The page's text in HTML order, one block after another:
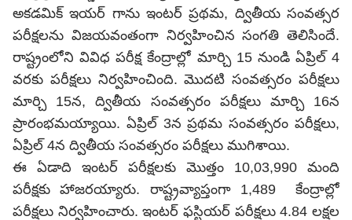
అకడమిక్ ఇయ‌ర్ గాను ఇంటర్ ప్రథమ, ద్వితీయ సంవత్సర
పరీక్షలను విజయవంతంగా నిర్వహించిన సంగతి తెలిసిందే.
రాష్ట్రంలోని వివిధ పరీక్ష కేంద్రాల్లో మార్చి 15 నుండి ఏప్రిల్ 4
వరకు పరీక్షలు నిర్వహించింది. మొదటి సంవత్సరం పరీక్షలు
మార్చి 15న, ద్వితీయ సంవత్సరం పరీక్షలు మార్చి 16న
ప్రారంభమయ్యాయి. ఏప్రిల్‌ 3న ప్రథమ సంవత్సరం పరీక్షలు,
ఏప్రిల్‌ 4న ద్వితీయ సంవత్సరం పరీక్షలు ముగిశాయి.
ఈ ఏడాది ఇంటర్ పరీక్షలకు మొత్తం 10,03,990 మంది
పరీక్షకు హాజ‌రయ్యారు. రాష్ట్రవ్యాప్తంగా 1,489 కేంద్రాల్లో
పరీక్షలు నిర్వహించారు. ఇంటర్‌ ఫస్టియర్‌ పరీక్షలు 4.84 లక్షల